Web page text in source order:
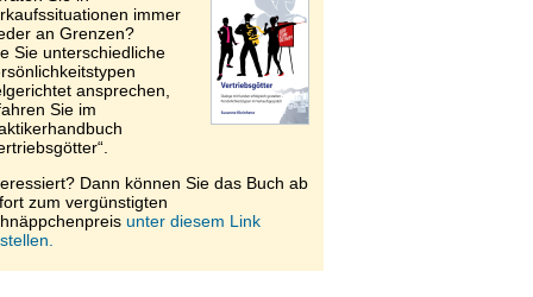
immer
an Grenzen?
Sie unterschiedliche
ansprechen,
Sie im
Dann können Sie das Buch ab
zum vergünstigten
unter diesem Link